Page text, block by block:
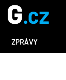
ZPRÁVY